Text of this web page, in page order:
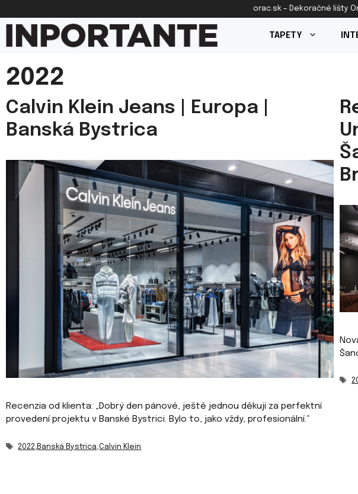
na
obsah
orac.sk – Dekoračné lišty
TAPETY
2022
Calvin Klein Jeans | Europa |
Banská Bystrica
Recenzia od klienta: „Dobrý den pánové, ještě jednou děkuji za perfektní
provedení projektu v Banské Bystrici. Bylo to, jako vždy, profesionální.“
Značky
2022,Banská Bystrica,Calvin Klein